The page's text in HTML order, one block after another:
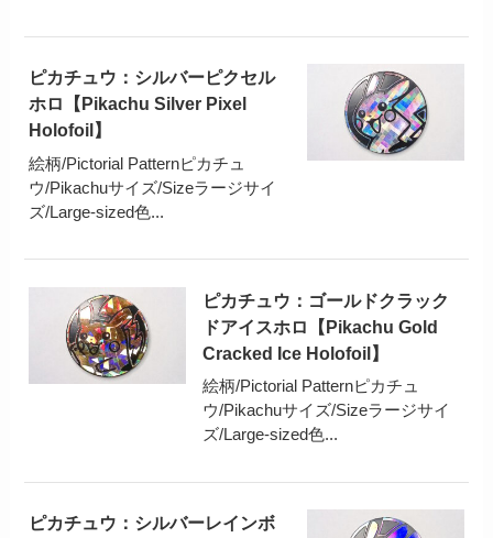
ピカチュウ：シルバーピクセル
ホロ【Pikachu Silver Pixel
Holofoil】
絵柄/Pictorial Patternピカチュ
ウ/Pikachuサイズ/Sizeラージサイ
ズ/Large-sized色...
ピカチュウ：ゴールドクラック
ドアイスホロ【Pikachu Gold
Cracked Ice Holofoil】
絵柄/Pictorial Patternピカチュ
ウ/Pikachuサイズ/Sizeラージサイ
ズ/Large-sized色...
ピカチュウ：シルバーレインボ